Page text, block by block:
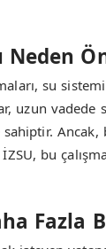
Neden
su
uzun
Ancak,
bu
Fazla